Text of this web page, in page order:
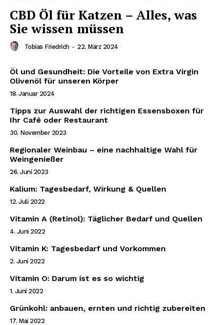
CBD Öl für Katzen – Alles, was
Sie wissen müssen
Tobias Friedrich - 22. März 2024
Öl und Gesundheit: Die Vorteile von Extra Virgin
Olivenöl für unseren Körper
18. Januar 2024
Tipps zur Auswahl der richtigen Essensboxen für
Ihr Café oder Restaurant
30. November 2023
Regionaler Weinbau – eine nachhaltige Wahl für
Weingenießer
26. Juni 2023
Kalium: Tagesbedarf, Wirkung & Quellen
12. Juli 2022
Vitamin A (Retinol): Täglicher Bedarf und Quellen
4. Juni 2022
Vitamin K: Tagesbedarf und Vorkommen
2. Juni 2022
Vitamin O: Darum ist es so wichtig
1. Juni 2022
Grünkohl: anbauen, ernten und richtig zubereiten
17. Mai 2022